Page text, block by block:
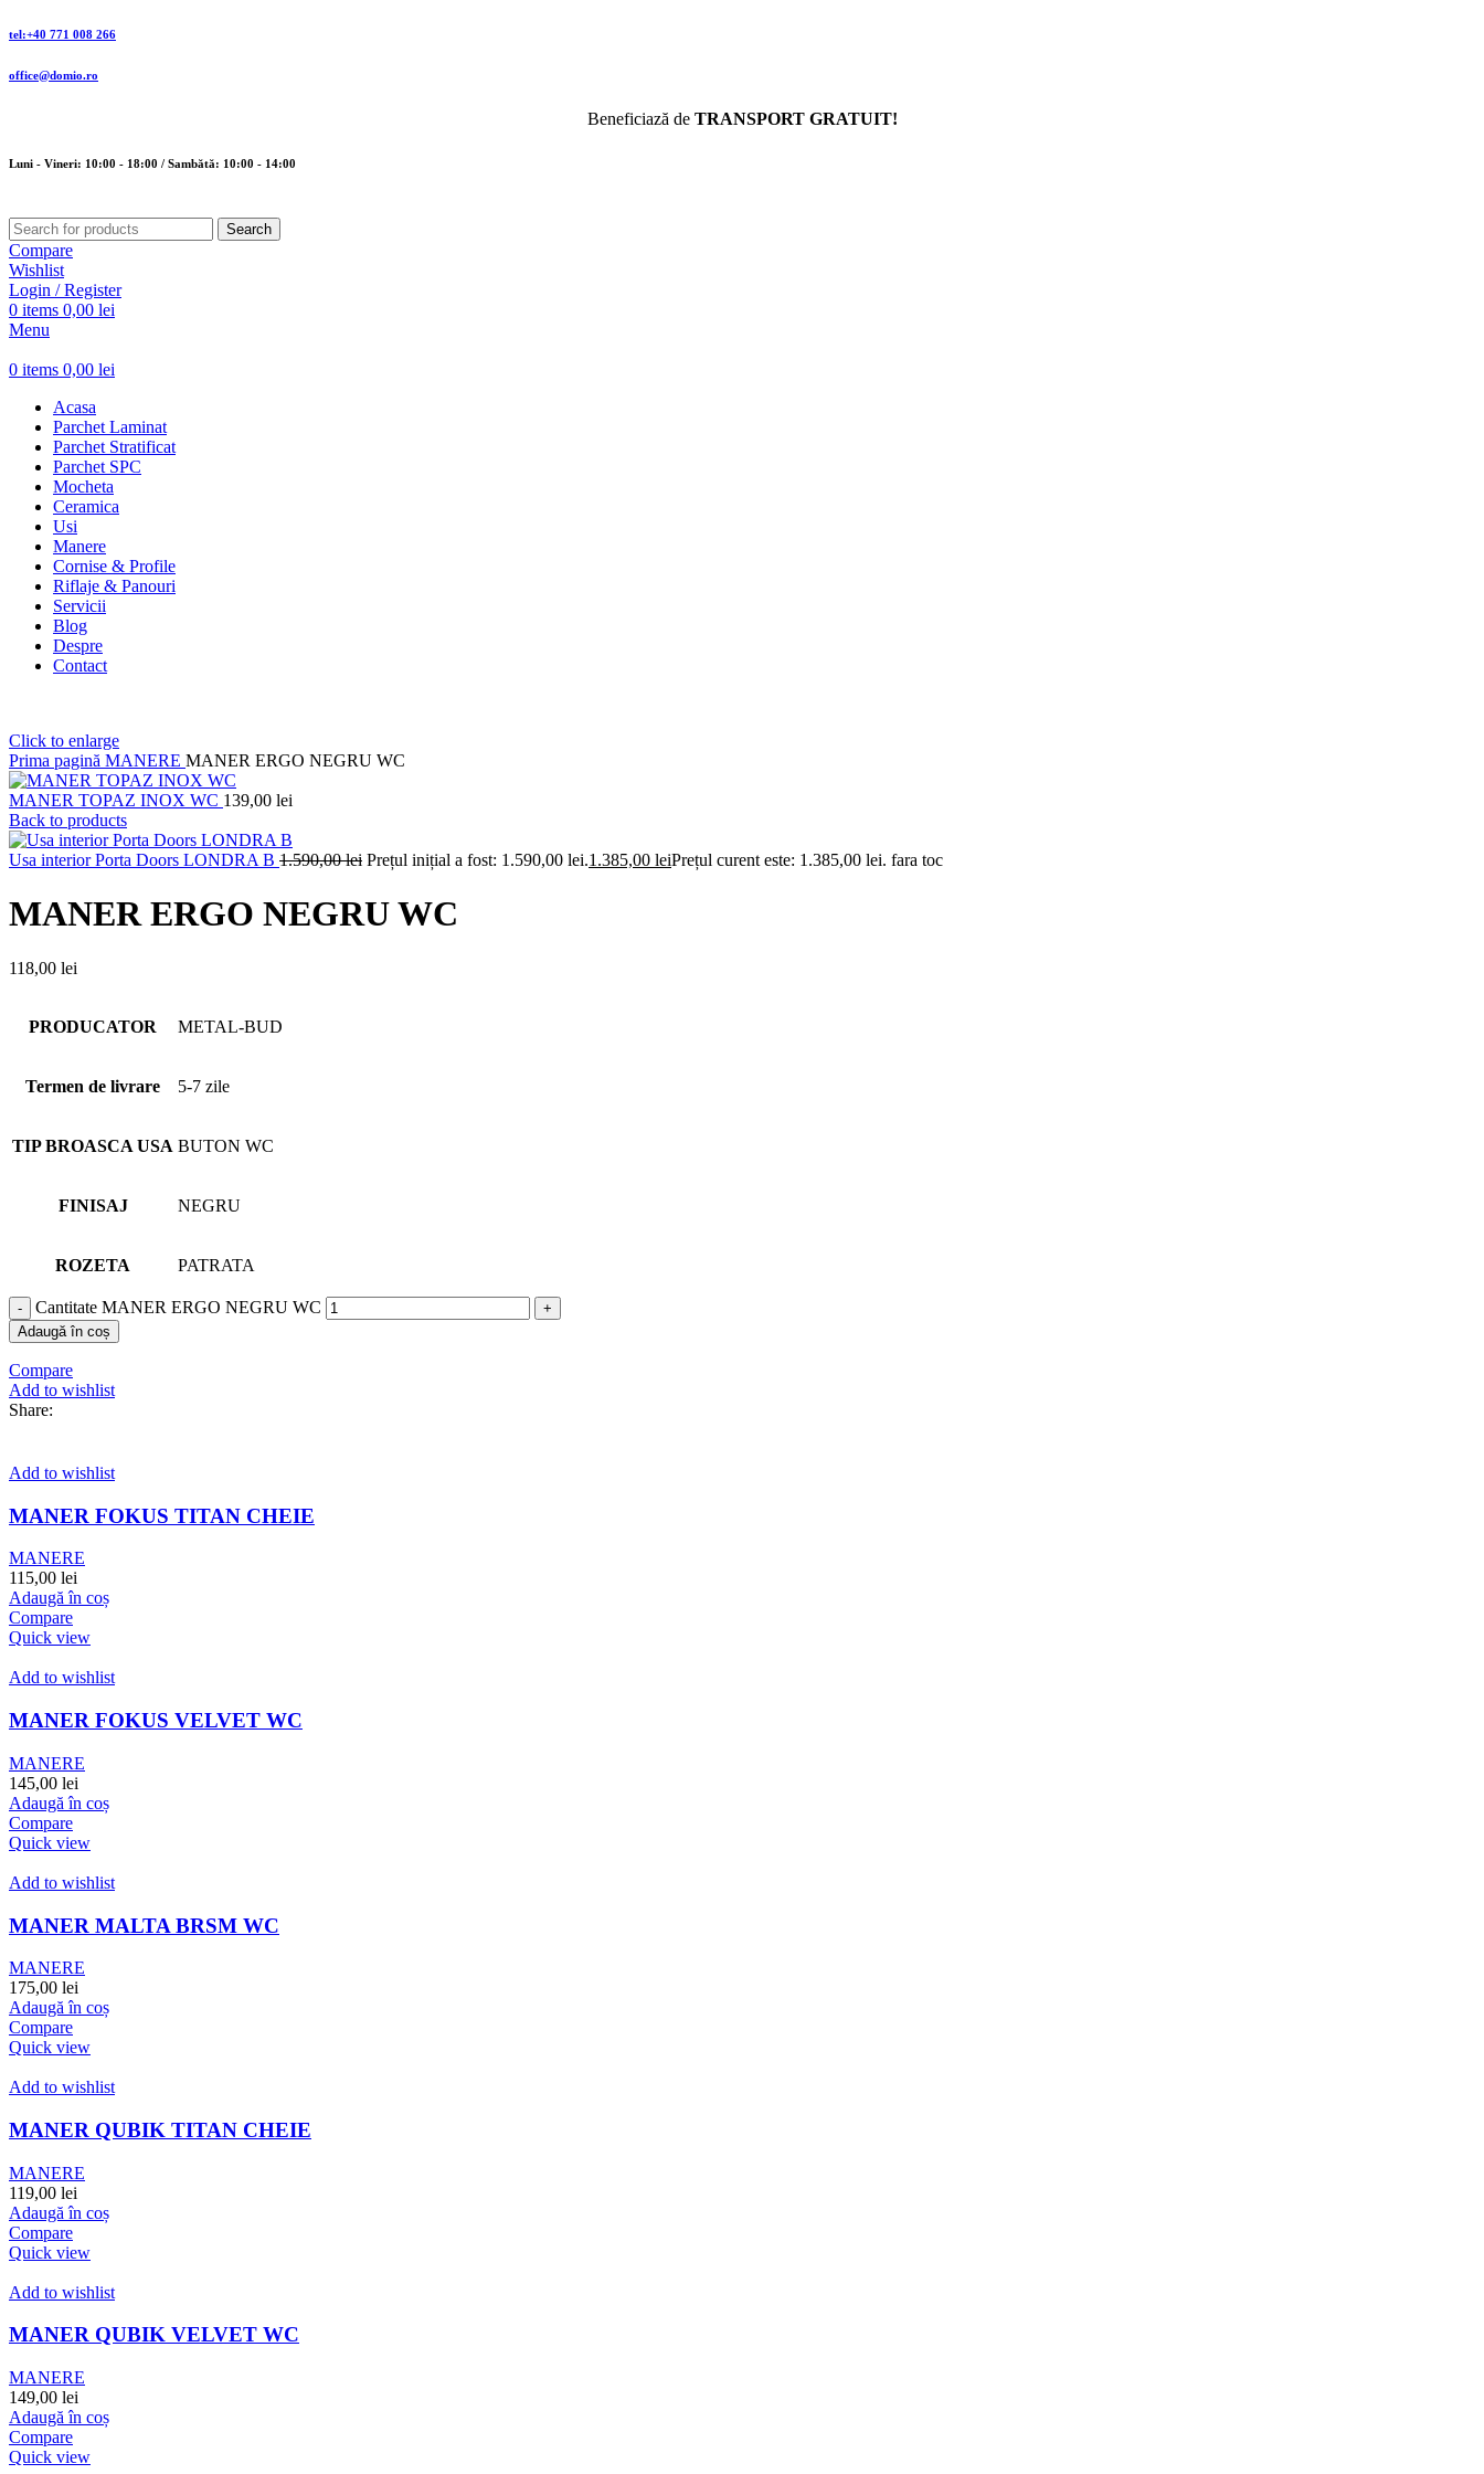
tel:+40 771 008 266
office@domio.ro
Beneficiază de TRANSPORT GRATUIT!
Luni - Vineri: 10:00 - 18:00 / Sambătă: 10:00 - 14:00
Search
Compare
Wishlist
Login / Register
0 items 0,00 lei
Menu
0 items 0,00 lei
Acasa
Parchet Laminat
Parchet Stratificat
Parchet SPC
Mocheta
Ceramica
Usi
Manere
Cornise & Profile
Riflaje & Panouri
Servicii
Blog
Despre
Contact
Click to enlarge
Prima pagină MANERE MANER ERGO NEGRU WC
MANER TOPAZ INOX WC 139,00 lei
Back to products
Usa interior Porta Doors LONDRA B 1.590,00lei Prețul inițial a fost: 1.590,00 lei.1.385,00 leiPrețul curent este: 1.385,00 lei. fara toc
MANER ERGO NEGRU WC
118,00 lei
PRODUCATOR METAL-BUD
Termen de livrare 5-7 zile
TIP BROASCA USA BUTON WC
FINISAJ NEGRU
ROZETA PATRATA
Cantitate MANER ERGO NEGRU WC
Adaugă în coș
Compare
Add to wishlist
Share:
Add to wishlist
MANER FOKUS TITAN CHEIE
MANERE
115,00 lei
Adaugă în coș
Compare
Quick view
Add to wishlist
MANER FOKUS VELVET WC
MANERE
145,00 lei
Adaugă în coș
Compare
Quick view
Add to wishlist
MANER MALTA BRSM WC
MANERE
175,00 lei
Adaugă în coș
Compare
Quick view
Add to wishlist
MANER QUBIK TITAN CHEIE
MANERE
119,00 lei
Adaugă în coș
Compare
Quick view
Add to wishlist
MANER QUBIK VELVET WC
MANERE
149,00 lei
Adaugă în coș
Compare
Quick view